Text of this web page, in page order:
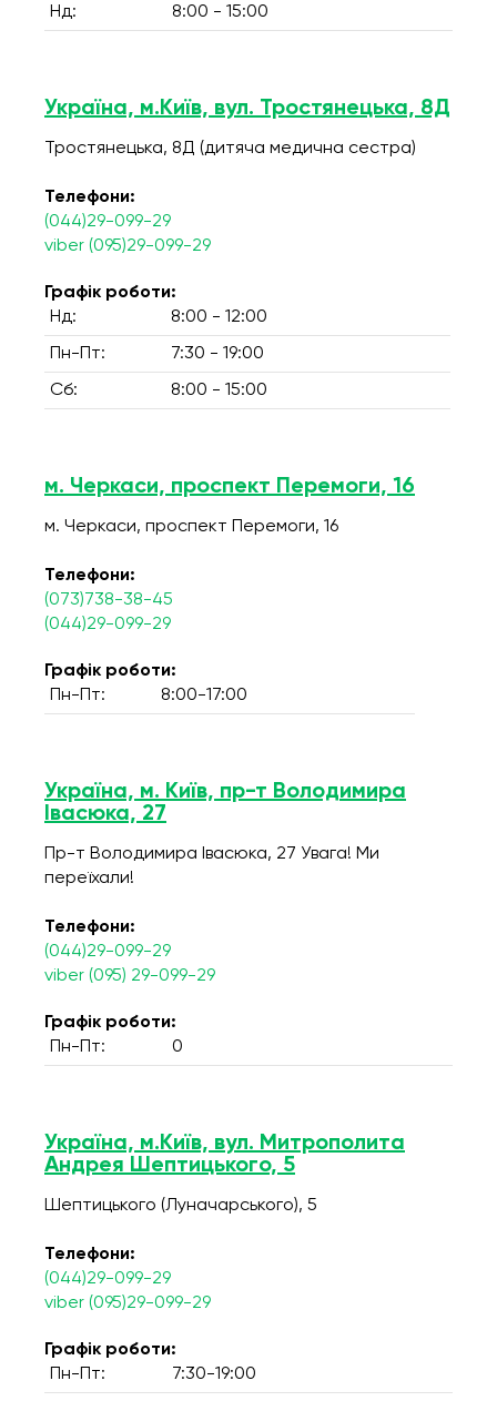
Нд: 8:00 - 15:00
Україна, м.Київ, вул. Тростянецька, 8Д
Тростянецька, 8Д (дитяча медична сестра)
Телефони:
(044)29-099-29
viber (095)29-099-29
Графік роботи:
Нд:
8:00 - 12:00
Пн-Пт: 7:30 - 19:00
Сб: 8:00 - 15:00
м. Черкаси, проспект Перемоги, 16
м. Черкаси, проспект Перемоги, 16
Телефони:
(073)738-38-45
(044)29-099-29
Графік роботи:
Пн-Пт:
8:00-17:00
Україна, м. Київ, пр-т Володимира
Івасюка, 27
Пр-т Володимира Івасюка, 27 Увага! Ми
переїхали!
Телефони:
(044)29-099-29
viber (095) 29-099-29
Графік роботи:
Пн-Пт:
0
Україна, м.Київ, вул. Митрополита
Андрея Шептицького, 5
Шептицького (Луначарського), 5
Телефони:
(044)29-099-29
viber (095)29-099-29
Графік роботи:
Пн-Пт:
7:30-19:00